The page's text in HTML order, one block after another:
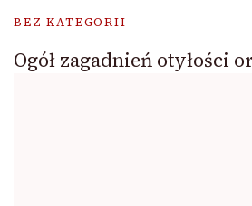
BEZ KATEGORII
Ogół zagadnień otyłości